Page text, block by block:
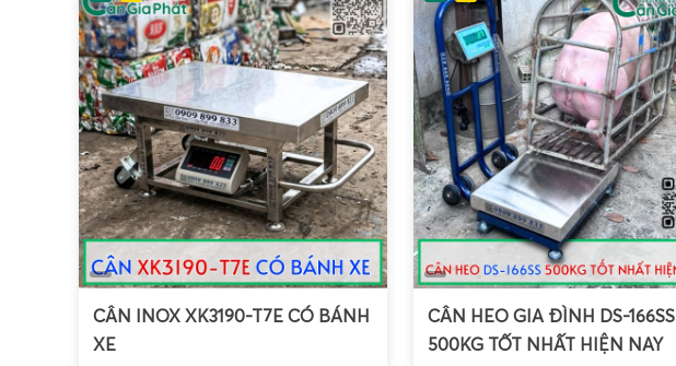
CÂN INOX XK3190-T7E CÓ BÁNH
XE
CÂN HEO GIA ĐÌNH DS-166SS
500KG TỐT NHẤT HIỆN NAY